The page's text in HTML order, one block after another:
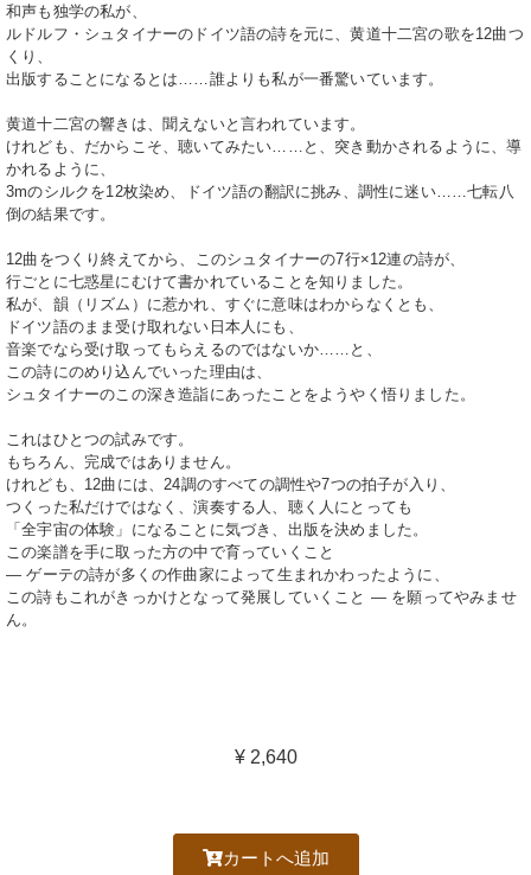
和声も独学の私が、
ルドルフ・シュタイナーのドイツ語の詩を元に、黄道十二宮の歌を12曲つ
くり、
出版することになるとは……誰よりも私が一番驚いています。
黄道十二宮の響きは、聞えないと言われています。
けれども、だからこそ、聴いてみたい……と、突き動かされるように、導
かれるように、
3mのシルクを12枚染め、ドイツ語の翻訳に挑み、調性に迷い……七転八
倒の結果です。
12曲をつくり終えてから、このシュタイナーの7行×12連の詩が、
行ごとに七惑星にむけて書かれていることを知りました。
私が、韻（リズム）に惹かれ、すぐに意味はわからなくとも、
ドイツ語のまま受け取れない日本人にも、
音楽でなら受け取ってもらえるのではないか……と、
この詩にのめり込んでいった理由は、
シュタイナーのこの深き造詣にあったことをようやく悟りました。
これはひとつの試みです。
もちろん、完成ではありません。
けれども、12曲には、24調のすべての調性や7つの拍子が入り、
つくった私だけではなく、演奏する人、聴く人にとっても
「全宇宙の体験」になることに気づき、出版を決めました。
この楽譜を手に取った方の中で育っていくこと
― ゲーテの詩が多くの作曲家によって生まれかわったように、
この詩もこれがきっかけとなって発展していくこと ― を願ってやみませ
ん。
¥ 2,640
カートへ追加